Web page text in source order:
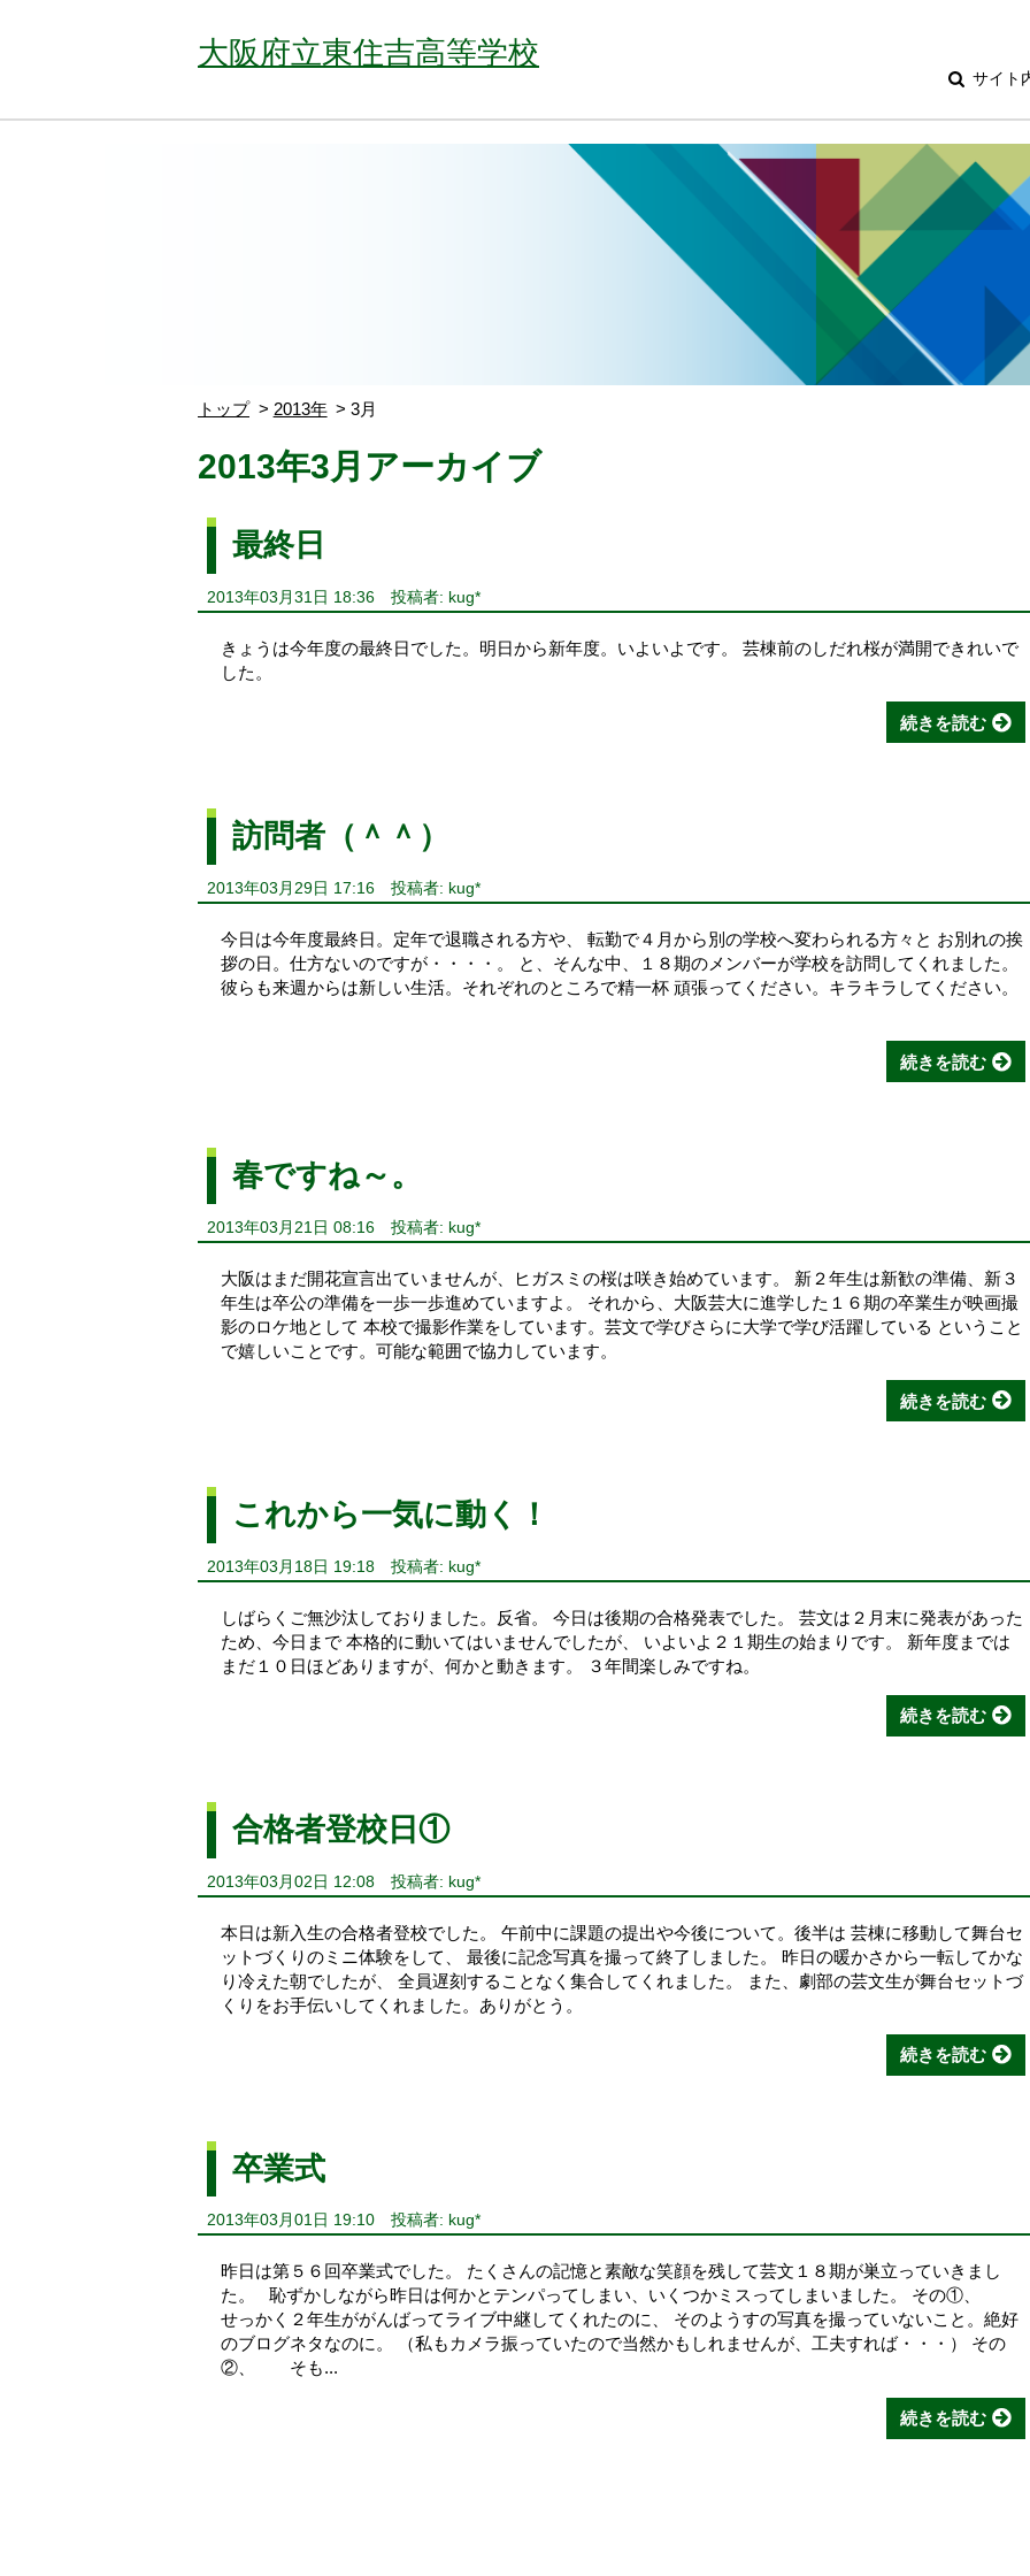
大阪府立東住吉高等学校
サイト
トップ 2013年 3月
2013年3月アーカイブ
最終日
2013年03月31日 18:36 投稿者: kug*
きょうは今年度の最終日でした。明日から新年度。いよいよです。 芸棟前のしだれ桜が満開できれいで
した。
続きを読む
訪問者（＾＾）
2013年03月29日 17:16 投稿者: kug*
今日は今年度最終日。定年で退職される方や、 転勤で４月から別の学校へ変わられる方々と お別れの挨
拶の日。仕方ないのですが・・・・。 と、そんな中、１８期のメンバーが学校を訪問してくれました。
彼らも来週からは新しい生活。それぞれのところで精一杯 頑張ってください。キラキラしてください。
続きを読む
春ですね～。
2013年03月21日 08:16 投稿者: kug*
大阪はまだ開花宣言出ていませんが、ヒガスミの桜は咲き始めています。 新２年生は新歓の準備、新３
年生は卒公の準備を一歩一歩進めていますよ。 それから、大阪芸大に進学した１６期の卒業生が映画撮
影のロケ地として 本校で撮影作業をしています。芸文で学びさらに大学で学び活躍している ということ
で嬉しいことです。可能な範囲で協力しています。
続きを読む
これから一気に動く！
2013年03月18日 19:18 投稿者: kug*
しばらくご無沙汰しておりました。反省。 今日は後期の合格発表でした。 芸文は２月末に発表があった
ため、今日まで 本格的に動いてはいませんでしたが、 いよいよ２１期生の始まりです。 新年度までは
まだ１０日ほどありますが、何かと動きます。 ３年間楽しみですね。
続きを読む
合格者登校日①
2013年03月02日 12:08 投稿者: kug*
本日は新入生の合格者登校でした。 午前中に課題の提出や今後について。後半は 芸棟に移動して舞台セ
ットづくりのミニ体験をして、 最後に記念写真を撮って終了しました。 昨日の暖かさから一転してかな
り冷えた朝でしたが、 全員遅刻することなく集合してくれました。 また、劇部の芸文生が舞台セットづ
くりをお手伝いしてくれました。ありがとう。
続きを読む
卒業式
2013年03月01日 19:10 投稿者: kug*
昨日は第５６回卒業式でした。 たくさんの記憶と素敵な笑顔を残して芸文１８期が巣立っていきまし
た。 恥ずかしながら昨日は何かとテンパってしまい、いくつかミスってしまいました。 その①、
せっかく２年生ががんばってライブ中継してくれたのに、 そのようすの写真を撮っていないこと。絶好
のブログネタなのに。 （私もカメラ振っていたので当然かもしれませんが、工夫すれば・・・） その
②、 そも...
続きを読む